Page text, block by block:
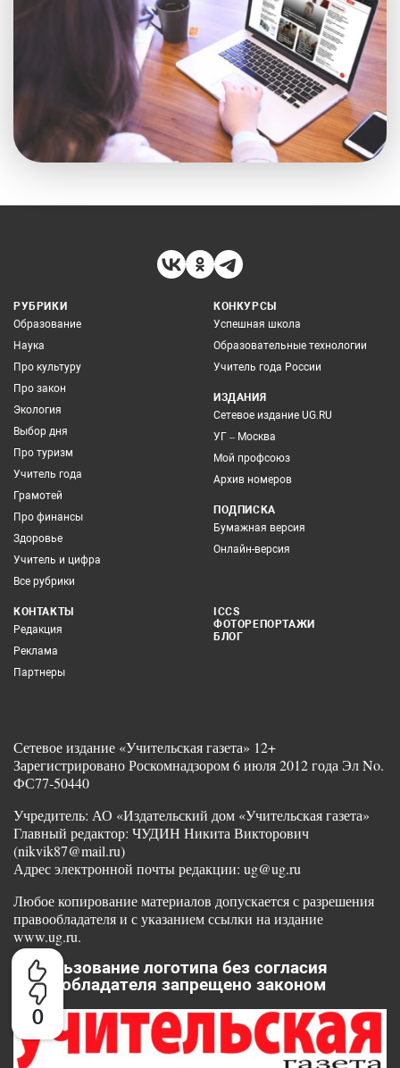
0
РУБРИКИ
Образование
Наука
Про культуру
Про закон
Экология
Выбор дня
Про туризм
Учитель года
Грамотей
Про финансы
Здоровье
Учитель и цифра
Все рубрики
КОНКУРСЫ
Успешная школа
Образовательные технологии
Учитель года России
ИЗДАНИЯ
Сетевое издание UG.RU
УГ – Москва
Мой профсоюз
Архив номеров
ПОДПИСКА
Бумажная версия
Онлайн-версия
КОНТАКТЫ
Редакция
Реклама
Партнеры
ICCS
ФОТОРЕПОРТАЖИ
БЛОГ
Сетевое издание «Учительская газета» 12+
Зарегистрировано Роскомнадзором 6 июля 2012 года Эл No.
ФС77-50440
Учредитель: АО «Издательский дом «Учительская газета»
Главный редактор: ЧУДИН Никита Викторович
(nikvik87@mail.ru)
Адрес электронной почты редакции: ug@ug.ru
Любое копирование материалов допускается с разрешения
правообладателя и с указанием ссылки на издание
www.ug.ru.
Использование логотипа без согласия
правообладателя запрещено законом